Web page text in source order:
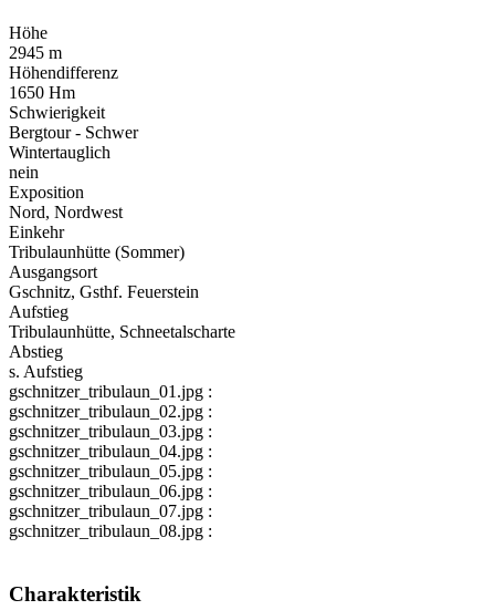
Höhe
2945 m
Höhendifferenz
1650 Hm
Schwierigkeit
Bergtour - Schwer
Wintertauglich
nein
Exposition
Nord, Nordwest
Einkehr
Tribulaunhütte (Sommer)
Ausgangsort
Gschnitz, Gsthf. Feuerstein
Aufstieg
Tribulaunhütte, Schneetalscharte
Abstieg
s. Aufstieg
gschnitzer_tribulaun_01.jpg :
gschnitzer_tribulaun_02.jpg :
gschnitzer_tribulaun_03.jpg :
gschnitzer_tribulaun_04.jpg :
gschnitzer_tribulaun_05.jpg :
gschnitzer_tribulaun_06.jpg :
gschnitzer_tribulaun_07.jpg :
gschnitzer_tribulaun_08.jpg :
Charakteristik